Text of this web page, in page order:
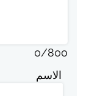
0/800
الاسم